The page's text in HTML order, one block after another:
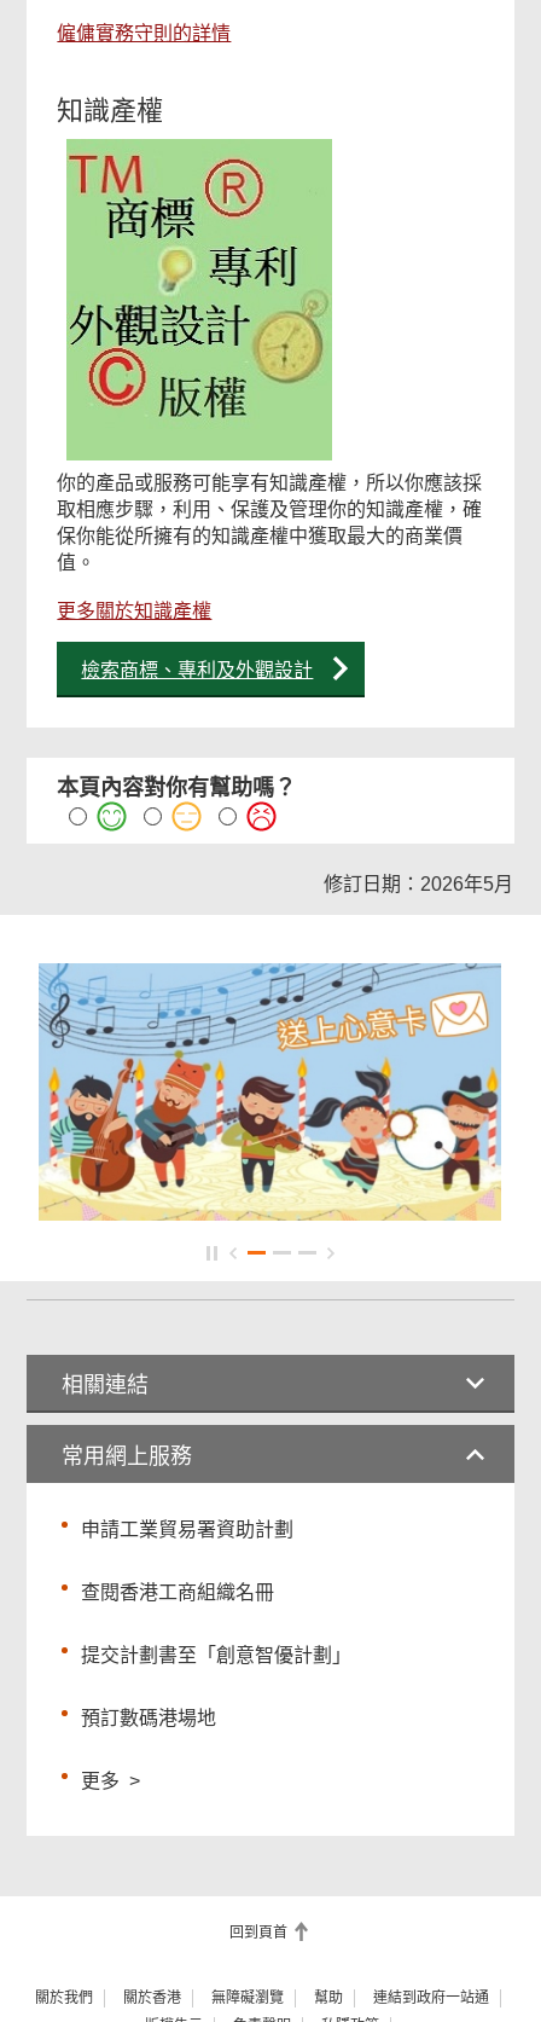
僱傭實務守則的詳情
知識產權
你的產品或服務可能享有知識產權，所以你應該採
取相應步驟，利用、保護及管理你的知識產權，確
保你能從所擁有的知識產權中獲取最大的商業價
值。
更多關於知識產權
檢索商標、專利及外觀設計
本頁內容對你有幫助嗎？
修訂日期：2026年5月
相關連結
常用網上服務
申請工業貿易署資助計劃
查閱香港工商組織名冊
提交計劃書至「創意智優計劃」
預訂數碼港場地
更多 >
回到頁首
關於我們 關於香港 無障礙瀏覽 幫助
連結到政府一站通